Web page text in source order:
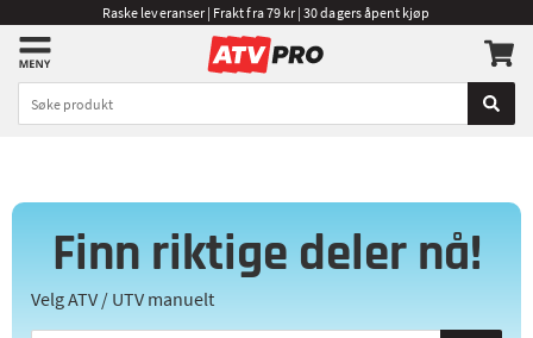
Raske leveranser | Frakt fra 79 kr | 30 dagers åpent kjøp
Finn riktige deler nå!
Velg ATV / UTV manuelt